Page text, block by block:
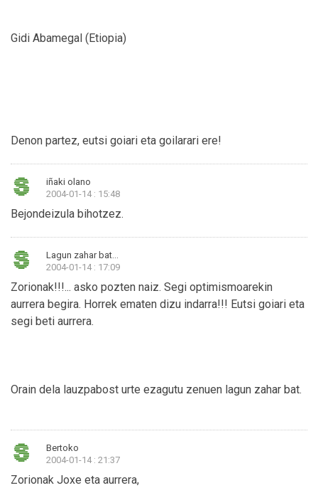
Gidi Abamegal (Etiopia)
Denon partez, eutsi goiari eta goilarari ere!
iñaki olano
2004-01-14 : 15:48
Bejondeizula bihotzez.
Lagun zahar bat...
2004-01-14 : 17:09
Zorionak!!!... asko pozten naiz. Segi optimismoarekin
aurrera begira. Horrek ematen dizu indarra!!! Eutsi goiari eta
segi beti aurrera.
Orain dela lauzpabost urte ezagutu zenuen lagun zahar bat.
Bertoko
2004-01-14 : 21:37
Zorionak Joxe eta aurrera,